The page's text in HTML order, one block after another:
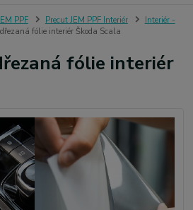
PPF Precut JEM PPF Interiér
Interiér -
fólie interiér Škoda Scala
fólie interiér